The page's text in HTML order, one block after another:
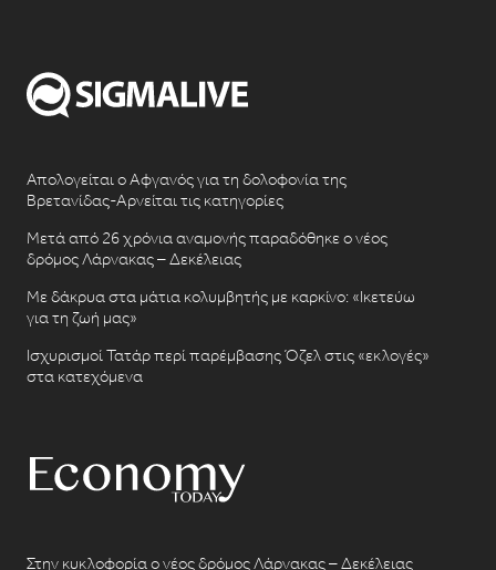
Απολογείται ο Αφγανός για τη δολοφονία της
Βρετανίδας-Αρνείται τις κατηγορίες
Μετά από 26 χρόνια αναμονής παραδόθηκε ο νέος
δρόμος Λάρνακας – Δεκέλειας
Με δάκρυα στα μάτια κολυμβητής με καρκίνο: «Ικετεύω
για τη ζωή μας»
Ισχυρισμοί Τατάρ περί παρέμβασης Όζελ στις «εκλογές»
στα κατεχόμενα
Στην κυκλοφορία ο νέος δρόμος Λάρνακας – Δεκέλειας